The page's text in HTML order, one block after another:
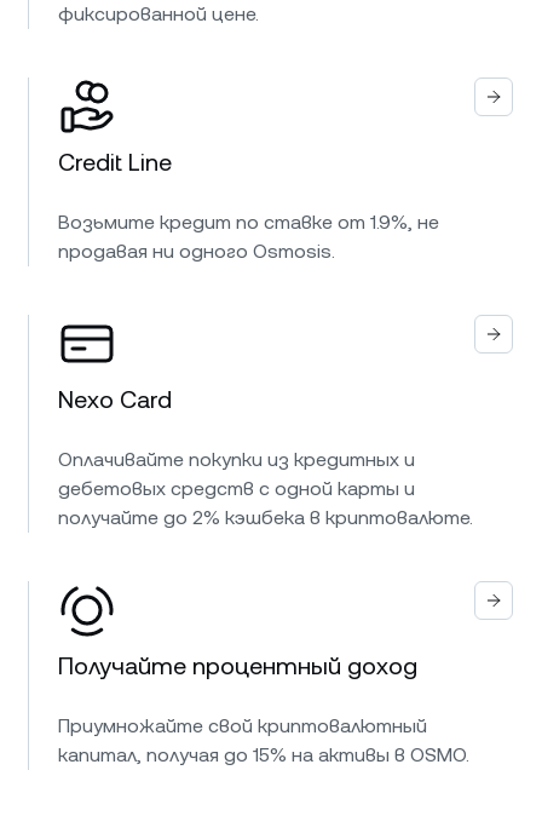
фиксированной цене.
Credit Line
Возьмите кредит по ставке от 1.9%, не
продавая ни одного Osmosis.
Nexo Card
Оплачивайте покупки из кредитных и
дебетовых средств с одной карты и
получайте до 2% кэшбека в криптовалюте.
Получайте процентный доход
Приумножайте свой криптовалютный
капитал, получая до 15% на активы в OSMO.